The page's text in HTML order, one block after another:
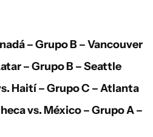
– Grupo B – Vancouver
– Grupo B – Seattle
Haití– Grupo C – Atlanta
vs. México– Grupo A –